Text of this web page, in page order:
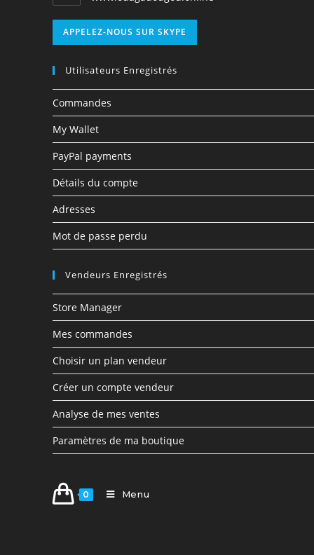
APPELEZ-NOUS SUR SKYPE
Utilisateurs Enregistrés
Commandes
My Wallet
PayPal payments
Détails du compte
Adresses
Mot de passe perdu
Vendeurs Enregistrés
Store Manager
Mes commandes
Choisir un plan vendeur
Créer un compte vendeur
Analyse de mes ventes
Paramètres de ma boutique
0 Menu